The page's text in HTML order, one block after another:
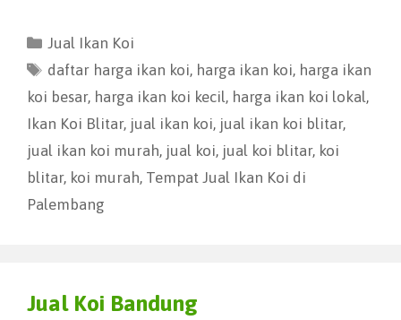
Jual Ikan Koi
daftar harga ikan koi, harga ikan koi, harga ikan
koi besar, harga ikan koi kecil, harga ikan koi lokal,
Ikan Koi Blitar, jual ikan koi, jual ikan koi blitar,
jual ikan koi murah, jual koi, jual koi blitar, koi
blitar, koi murah, Tempat Jual Ikan Koi di
Palembang
Jual Koi Bandung